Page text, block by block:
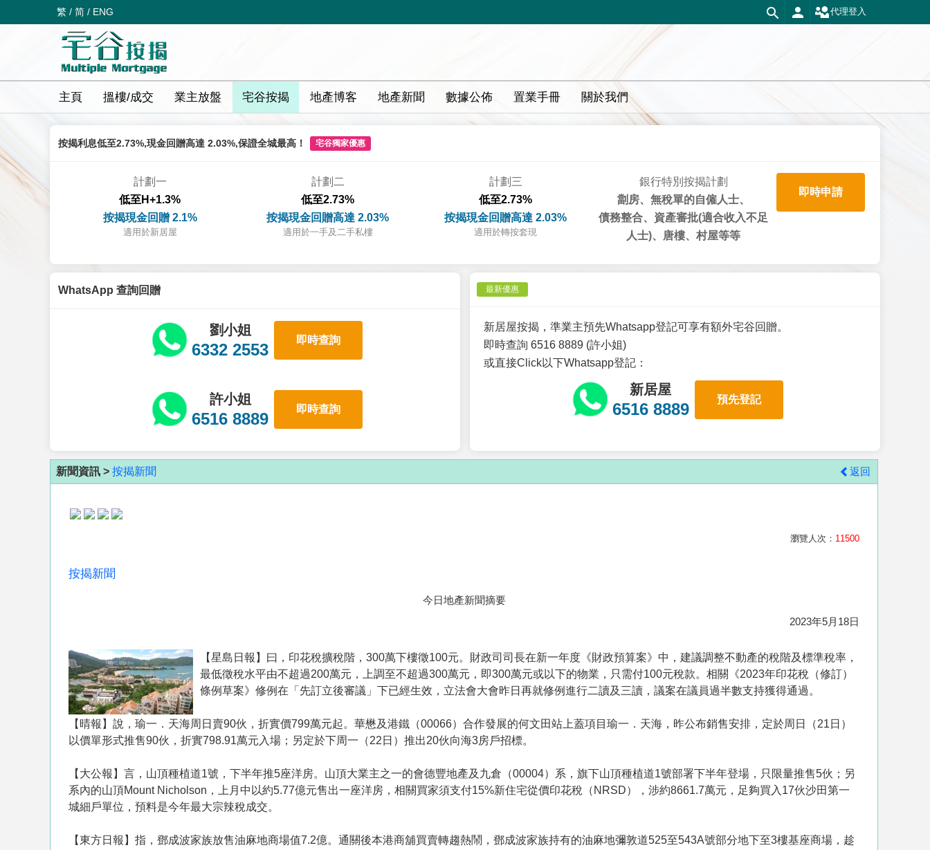
繁 / 简 / ENG 代理登入
主頁 搵樓/成交 業主放盤 宅谷按揭 地產博客 地產新聞 數據公佈 置業手冊 關於我們
按揭利息低至2.73%,現金回贈高達 2.03%,保證全城最高！ 宅谷獨家優惠
計劃一
低至H+1.3%
按揭現金回贈 2.1%
適用於新居屋
計劃二
低至2.73%
按揭現金回贈高達 2.03%
適用於一手及二手私樓
計劃三
低至2.73%
按揭現金回贈高達 2.03%
適用於轉按套現
銀行特別按揭計劃
劏房、無稅單的自僱人士、
債務整合、資產審批(適合收入不足
人士)、唐樓、村屋等等
即時申請
WhatsApp 查詢回贈
劉小姐
6332 2553
即時查詢
許小姐
6516 8889
即時查詢
最新優惠
新居屋按揭，準業主預先Whatsapp登記可享有額外宅谷回贈。
即時查詢 6516 8889 (許小姐)
或直接Click以下Whatsapp登記：
新居屋
6516 8889
預先登記
新聞資訊 > 按揭新聞 返回
瀏覽人次： 11500
按揭新聞
今日地產新聞摘要
2023年5月18日
【星島日報】曰，印花稅擴稅階，300萬下樓徵100元。財政司司長在新一年度《財政預算案》中，建議調整不動產的稅階及標準稅率，
最低徵稅水平由不超過200萬元，上調至不超過300萬元，即300萬元或以下的物業，只需付100元稅款。相關《2023年印花稅（修訂）
條例草案》修例在「先訂立後審議」下已經生效，立法會大會昨日再就修例進行二讀及三讀，議案在議員過半數支持獲得通過。
【晴報】說，瑜一．天海周日賣90伙，折實價799萬元起。華懋及港鐵（00066）合作發展的何文田站上蓋項目瑜一．天海，昨公布銷售安排，定於周日（21日）
以價單形式推售90伙，折實798.91萬元入場；另定於下周一（22日）推出20伙向海3房戶招標。
【大公報】言， 山頂種植道1號，下半年推5座洋房。山頂大業主之一的會德豐地產及九倉（00004）系，旗下山頂種植道1號部署下半年登場，只限量推售5伙；另
系內的山頂Mount Nicholson，上月中以約5.77億元售出一座洋房，相關買家須支付15%新住宅從價印花稅（NRSD），涉約8661.7萬元，足夠買入17伙沙田第一
城細戶單位，預料是今年最大宗辣稅成交。
【東方日報】指，鄧成波家族放售油麻地商場值7.2億。通關後本港商舖買賣轉趨熱鬧，鄧成波家族持有的油麻地彌敦道525至543A號部分地下至3樓基座商場，趁